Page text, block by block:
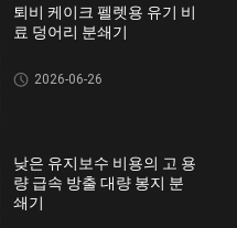
퇴비 케이크 펠렛용 유기 비
료 덩어리 분쇄기
비료분쇄기 기계
2026-06-26
낮은 유지보수 비용의 고 용
량 급속 방출 대량 봉지 분
쇄기